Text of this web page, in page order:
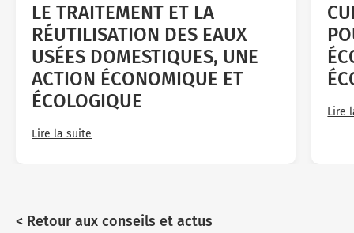
LE TRAITEMENT ET LA
RÉUTILISATION DES EAUX
USÉES DOMESTIQUES, UNE
ACTION ÉCONOMIQUE ET
ÉCOLOGIQUE
Lire la suite
Lire
< Retour aux conseils et actus